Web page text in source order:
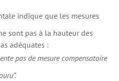
indique que les mesures
sont pas à la hauteur des
adéquates :
pas de mesure compensatoire